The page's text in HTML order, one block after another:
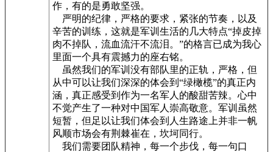
作，有的是勇敢坚强。
严明的纪律，严格的要求，紧张的节奏，以及
辛苦的训练，这就是军训生活的几大特点“掉皮掉
肉不掉队，流血流汗不流泪。”的格言已成为我心
里面一个具有震撼力的座右铭。
虽然我们的军训没有部队里的正轨，严格，但
从中可以让我们深深的体会到“绿橄榄”的真正内
涵，真正感受到作为一名军人的酸甜苦辣。心中
不觉产生了一种对中国军人崇高敬意。军训虽然
短暂，但足以让我们体会到人生路途上并非一帆
风顺市场会有荆棘崔在，坎坷同行。
我们需要团队精神，每一个步伐，每一句口